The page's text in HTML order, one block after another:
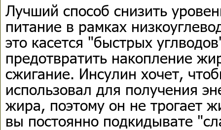
Лучший способ снизить
питание в рамках
это касется "быстрых
предотвратить накопление
сжигание. Инсулин хочет,
использовал для получения
жира, поэтому он не трогает
вы постоянно подкидывате